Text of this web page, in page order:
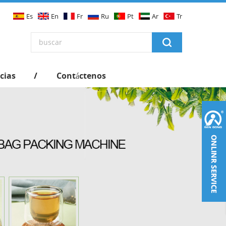
Es En Fr Ru Pt Ar Tr
Contáctenos